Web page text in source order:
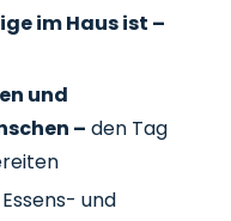
im Haus ist –
und
– den Tag
Essens- und